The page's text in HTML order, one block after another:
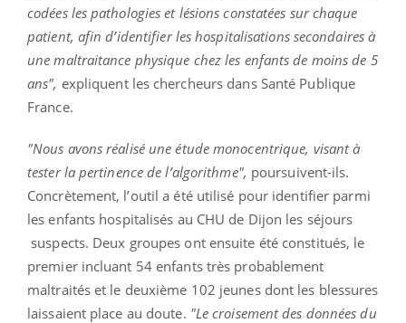
codées les pathologies et lésions constatées sur chaque
patient, afin d’identifier les hospitalisations secondaires à
une maltraitance physique chez les enfants de moins de 5
ans", expliquent les chercheurs dans Santé Publique
France.
"Nous avons réalisé une étude monocentrique, visant à
tester la pertinence de l’algorithme", poursuivent-ils.
Concrètement, l’outil a été utilisé pour identifier parmi
les enfants hospitalisés au CHU de Dijon les séjours
suspects. Deux groupes ont ensuite été constitués, le
premier incluant 54 enfants très probablement
maltraités et le deuxième 102 jeunes dont les blessures
laissaient place au doute. "Le croisement des données du